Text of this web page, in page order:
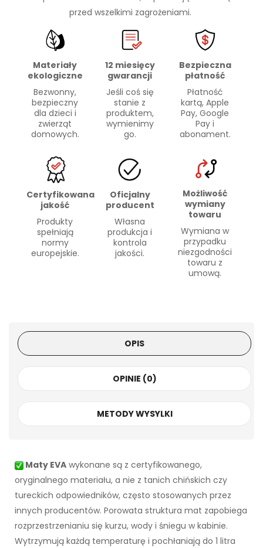
przed wszelkimi zagrożeniami.
Materiały
ekologiczne
Bezwonny,
bezpieczny
dla dzieci i
zwierząt
domowych.
12 miesięcy
gwarancji
Jeśli coś się
stanie z
produktem,
wymienimy
go.
Bezpieczna
płatność
Płatność
kartą, Apple
Pay, Google
Pay i
abonament.
Certyfikowana
jakość
Produkty
spełniają
normy
europejskie.
Oficjalny
producent
Własna
produkcja i
kontrola
jakości.
Możliwość
wymiany
towaru
Wymiana w
przypadku
niezgodności
towaru z
umową.
OPIS
OPINIE (0)
METODY WYSYLKI
Maty EVA wykonane są z certyfikowanego,
oryginalnego materiału, a nie z tanich chińskich czy
tureckich odpowiedników, często stosowanych przez
innych producentów. Porowata struktura mat zapobiega
rozprzestrzenianiu się kurzu, wody i śniegu w kabinie.
Wytrzymują każdą temperaturę i pochłaniają do 1 litra